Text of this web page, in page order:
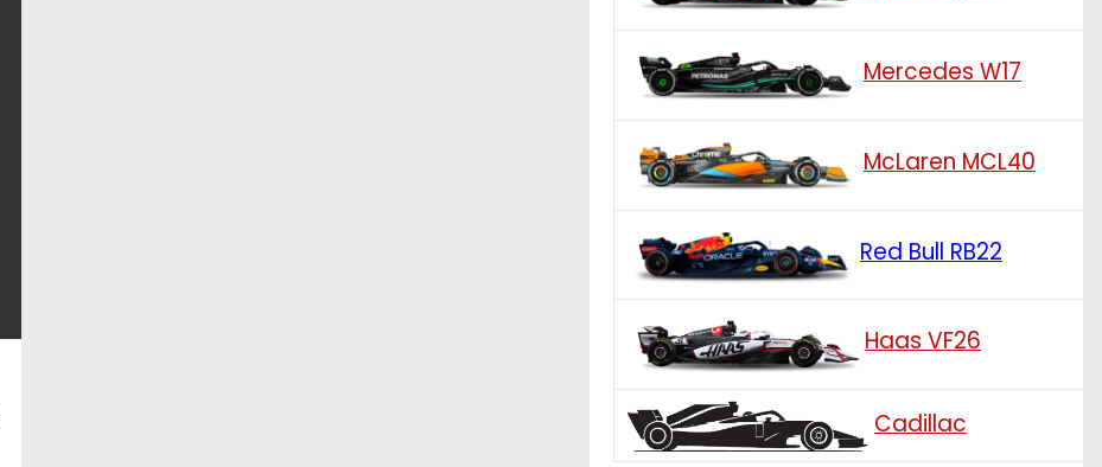
Mercedes W17
McLaren MCL40
Red Bull RB22
Haas VF26
Cadillac